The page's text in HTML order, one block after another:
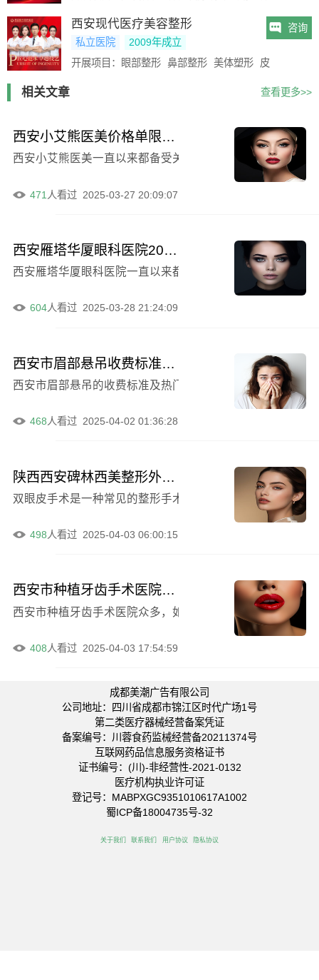
西安现代医疗美容整形
私立医院
2009年成立
开展项目：
眼部整形 鼻部整形 美体塑形 皮肤美容
咨询
相关文章 查看更多>>
西安小艾熊医美价格单限时公布（含下眼袋手术失败外翻例子）
西安小艾熊医美一直以来都备受关注，其价格单的限时公布
2025-03-27 20:09:07
471 人看过
西安雁塔华厦眼科医院2024年价格清单透明公开（电波拉皮除眼袋例子）
西安雁塔华厦眼科医院一直以来都致力于为患者提供高质量
2025-03-28 21:24:09
604人看过
西安市眉部悬吊收费标准及热门项目，均价20246元
西安市眉部悬吊的收费标准及热门项目分享（眉部悬吊均价
2025-04-02 01:36:28
468人看过
陕西西安碑林西美整形外科切开法割双眼皮的原理是什么
双眼皮手术是一种常见的整形手术，其中切开法是一种较为
2025-04-03 06:00:15
498人看过
西安市种植牙齿手术医院口碑排行榜十强出炉（西安市种植牙齿手术口腔医院技术、口碑、价格大介绍）
西安市种植牙齿手术医院众多，如何选择一家口碑好的医院
2025-04-03 17:54:59
408人看过
成都美潮广告有限公司
公司地址：四川省成都市锦江区时代广场1号
第二类医疗器械经营备案凭证
备案编号：川蓉食药监械经营备20211374号
互联网药品信息服务资格证书
证书编号：(川)-非经营性-2021-0132
医疗机构执业许可证
登记号：MABPXGC9351010617A1002
蜀ICP备18004735号-32
关于我们 联系我们 用户协议 隐私协议